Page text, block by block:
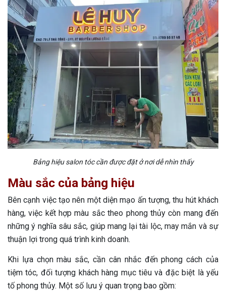
Bảng hiệu salon tóc cần được đặt ở nơi dễ nhìn thấy
Màu sắc của bảng hiệu
Bên cạnh việc tạo nên một diện mạo ấn tượng, thu hút khách
hàng, việc kết hợp màu sắc theo phong thủy còn mang đến
những ý nghĩa sâu sắc, giúp mang lại tài lộc, may mắn và sự
thuận lợi trong quá trình kinh doanh.
Khi lựa chọn màu sắc, cần cân nhắc đến phong cách của
tiệm tóc, đối tượng khách hàng mục tiêu và đặc biệt là yếu
tố phong thủy. Một số lưu ý quan trọng bao gồm: